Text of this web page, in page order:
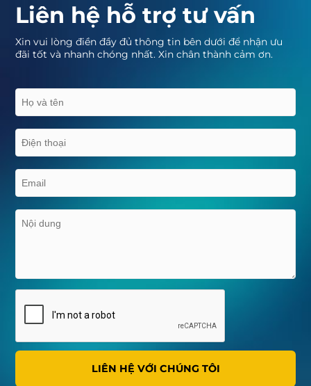
Liên hệ hỗ trợ tư vấn
Xin vui lòng điền đầy đủ thông tin bên dưới để nhận ưu
đãi tốt và nhanh chóng nhất. Xin chân thành cảm ơn.
LIÊN HỆ VỚI CHÚNG TÔI